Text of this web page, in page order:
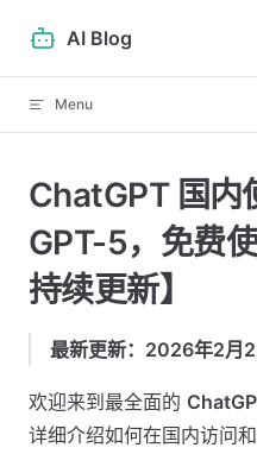
Skip to content
AI Blog
Menu
ChatGPT 国内
GPT-5，免费
持续更新】
最新更新：2026年2月
欢迎来到最全面的
详细介绍如何在国内访问